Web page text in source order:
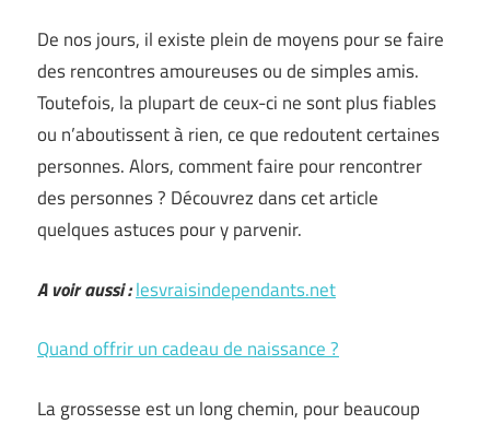
De nos jours, il existe plein de moyens pour se faire
des rencontres amoureuses ou de simples amis.
Toutefois, la plupart de ceux-ci ne sont plus fiables
ou n’aboutissent à rien, ce que redoutent certaines
personnes. Alors, comment faire pour rencontrer
des personnes ? Découvrez dans cet article
quelques astuces pour y parvenir.
A voir aussi :lesvraisindependants.net
Quand offrir un cadeau de naissance ?
La grossesse est un long chemin, pour beaucoup